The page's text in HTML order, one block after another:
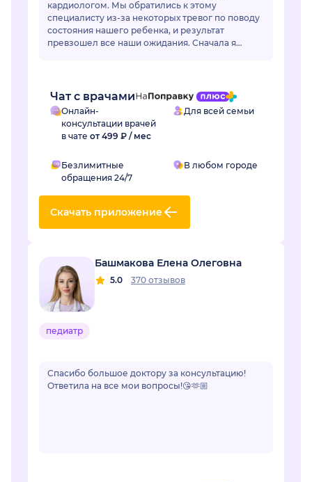
кардиологом. Мы обратились к этому
специалисту из-за некоторых тревог по поводу
состояния нашего ребенка, и результат
превзошел все наши ожидания. Сначала я
Чат с врачами
Онлайн-
консультации врачей
в чате от 499 ₽ / мес
Для всей семьи
Безлимитные
обращения 24/7
В любом городе
Скачать приложение
Башмакова Елена Олеговна
5.0 370 отзывов
педиатр
Спасибо большое доктору за консультацию!
Ответила на все мои вопросы!😘🫶🏼